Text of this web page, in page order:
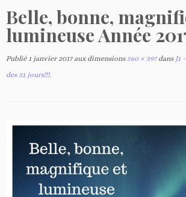
Belle, bonne,
lumineuse Année
Publié 1 janvier 2017aux dimensions560 × 397dansJ1
des 31 jours!!!.